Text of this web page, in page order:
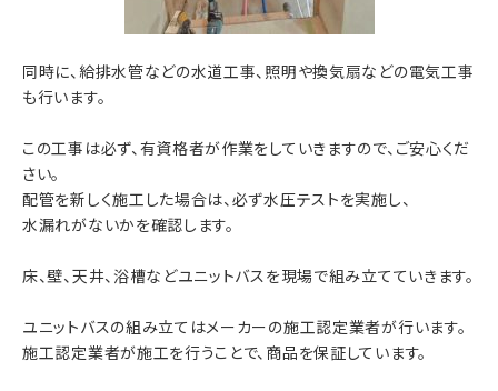
同時に、給排水管などの水道工事、照明や換気扇などの電気工事
も行います。
この工事は必ず、有資格者が作業をしていきますので、ご安心くだ
さい。
配管を新しく施工した場合は、必ず水圧テストを実施し、
水漏れがないかを確認します。
床、壁、天井、浴槽などユニットバスを現場で組み立てていきます。
ユニットバスの組み立てはメーカーの施工認定業者が行います。
施工認定業者が施工を行うことで、商品を保証しています。